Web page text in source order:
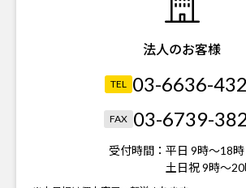
法人のお客様
TEL 03-6636-
FAX 03-6739-
受付時間： 平日 9時～18時
土日祝 9時～